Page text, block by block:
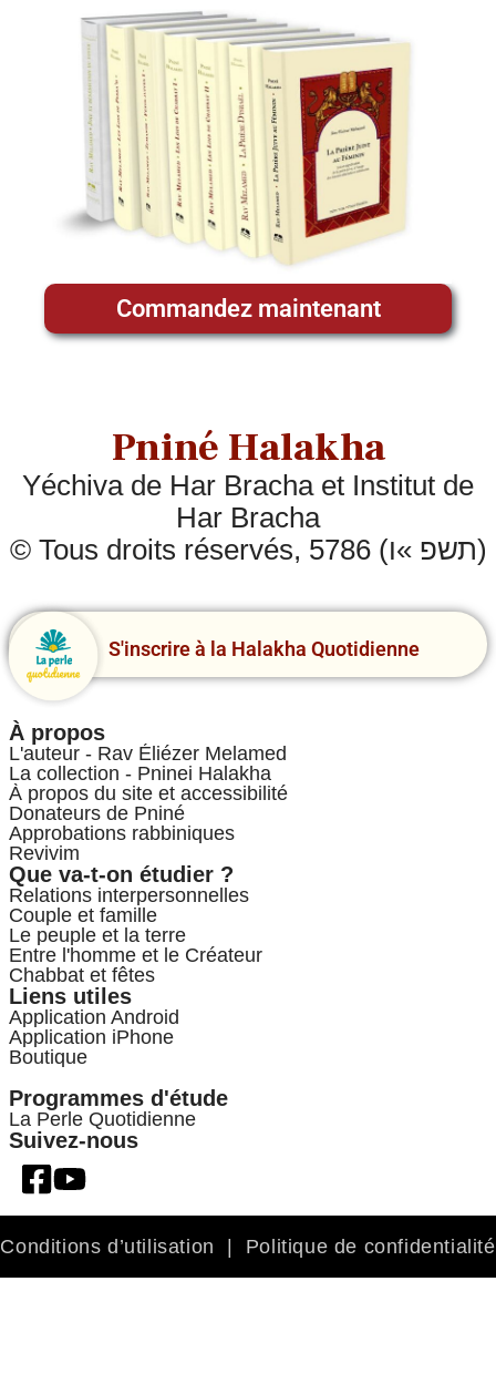
Commandez maintenant
Pniné Halakha
Yéchiva de Har Bracha et Institut de
Har Bracha
© Tous droits réservés, 5786 (תשפ »ו)
S'inscrire à la Halakha Quotidienne
À propos
L'auteur - Rav Éliézer Melamed
La collection - Pninei Halakha
À propos du site et accessibilité
Donateurs de Pniné
Approbations rabbiniques
Revivim
Que va-t-on étudier ?
Relations interpersonnelles
Couple et famille
Le peuple et la terre
Entre l'homme et le Créateur
Chabbat et fêtes
Liens utiles
Application Android
Application iPhone
Boutique
Programmes d'étude
La Perle Quotidienne
Suivez-nous
Conditions d’utilisation | Politique de confidentialité